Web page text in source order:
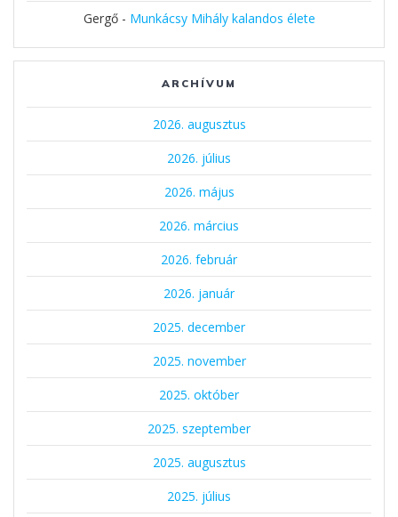
Gergő- Munkácsy Mihály kalandos élete
ARCHÍVUM
2026. augusztus
2026. július
2026. május
2026. március
2026. február
2026. január
2025. december
2025. november
2025. október
2025. szeptember
2025. augusztus
2025. július